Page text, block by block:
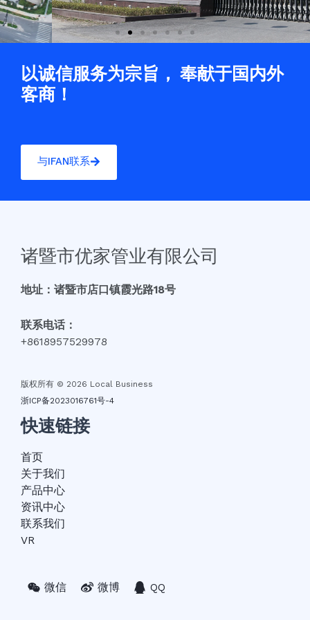
以诚信服务为宗旨， 奉献于国内外
客商！
与IFAN联系
诸暨市优家管业有限公司
地址：诸暨市店口镇霞光路18号
联系电话：
+8618957529978
版权所有 © 2026 Local Business
浙ICP备2023016761号-4
快速链接
首页
关于我们
产品中心
资讯中心
联系我们
VR
微信 微博 QQ